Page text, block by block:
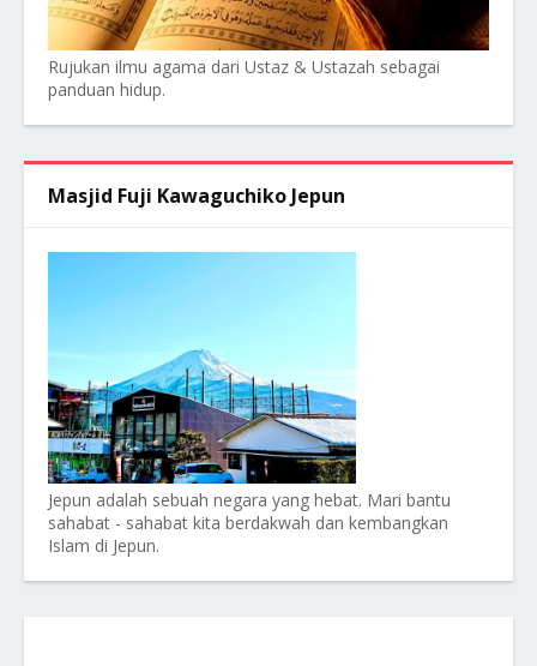
Rujukan ilmu agama dari Ustaz & Ustazah sebagai
panduan hidup.
Masjid Fuji Kawaguchiko Jepun
Jepun adalah sebuah negara yang hebat. Mari bantu
sahabat - sahabat kita berdakwah dan kembangkan
Islam di Jepun.